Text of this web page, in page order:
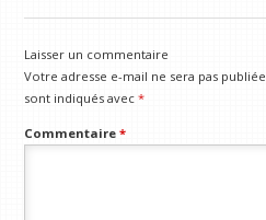
Laisser un commentaire
Votre adresse e-mail ne sera pas publiée.
sont indiqués avec*
Commentaire*